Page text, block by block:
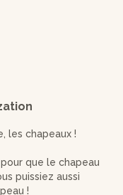
les chapeaux !
que le chapeau
puissiez aussi
!